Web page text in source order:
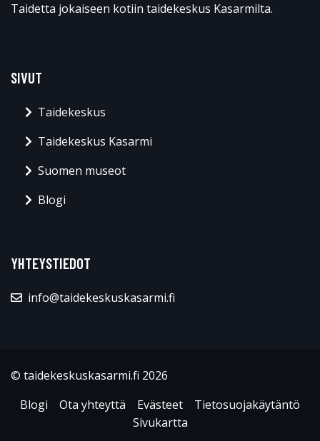
Taidetta jokaiseen kotiin taidekeskus Kasarmilta.
SIVUT
Taidekeskus
Taidekeskus Kasarmi
Suomen museot
Blogi
YHTEYSTIEDOT
info@taidekeskuskasarmi.fi
© taidekeskuskasarmi.fi 2026
Blogi
Ota yhteyttä Evästeet
Tietosuojakäytäntö
Sivukartta